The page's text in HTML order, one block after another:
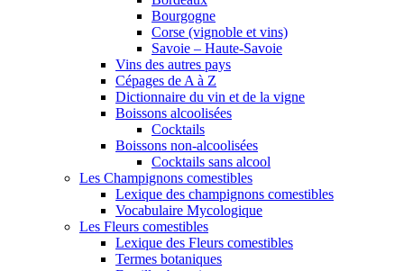
Bourgogne
Corse (vignoble et vins)
Savoie – Haute-Savoie
Vins des autres pays
Cépages de A à Z
Dictionnaire du vin et de la vigne
Boissons alcoolisées
Cocktails
Boissons non-alcoolisées
Cocktails sans alcool
Les Champignons comestibles
Lexique des champignons comestibles
Vocabulaire Mycologique
Les Fleurs comestibles
Lexique des Fleurs comestibles
Termes botaniques